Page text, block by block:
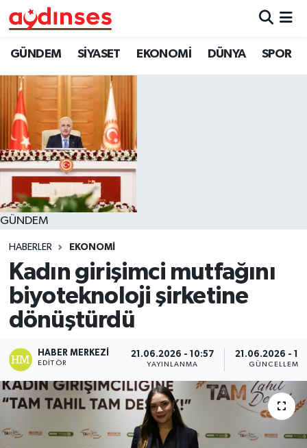
GÜNDEM SİYASET EKONOMİ DÜNYA SPOR
GÜNDEM
HABERLER EKONOMİ
Kadın girişimci mutfağını
biyoteknoloji şirketine
dönüştürdü
HABER MERKEZI
EDITÖR
21.06.2026 - 10:57
YAYINLANMA
21.06.2026 -
GÜNCELLEME
GÜNDEM
SİYASET
EKONOMİ
DÜNYA
SPOR
MAGAZİN
YAŞAM
Nöbetçi Eczaneler
Hava Durumu
Aydin Namaz Vakitleri
Trafik Durumu
Süper Lig Puan Durumu ve Fikstür
Tüm Manşetler
Son Dakika Haberleri
Haber Arşivi